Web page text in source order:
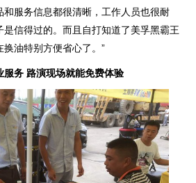
服务信息都很清晰，工作人员也很耐
信得过的。而且自打知道了美孚黑霸王
油特别方便省心了。”
务 路演现场就能免费体验